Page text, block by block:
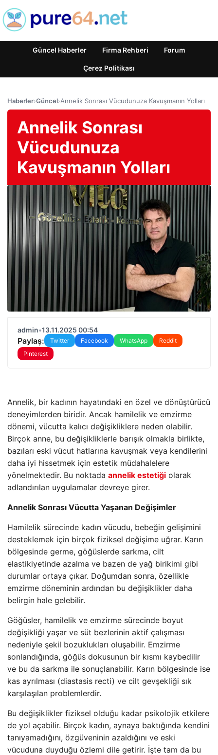
Güncel Haberler Firma Rehberi Forum
Çerez Politikası
Haberler›Güncel›Annelik Sonrası Vücudunuza Kavuşmanın Yolları
Annelik Sonrası
Vücudunuza
Kavuşmanın Yolları
admin•13.11.2025 00:54
Paylaş: Twitter Facebook WhatsApp
Reddit
Pinterest
Annelik, bir kadının hayatındaki en özel ve dönüştürücü
deneyimlerden biridir. Ancak hamilelik ve emzirme
dönemi, vücutta kalıcı değişikliklere neden olabilir.
Birçok anne, bu değişikliklerle barışık olmakla birlikte,
bazıları eski vücut hatlarına kavuşmak veya kendilerini
daha iyi hissetmek için estetik müdahalelere
yönelmektedir. Bu noktada annelik estetiği olarak
adlandırılan uygulamalar devreye girer.
Annelik Sonrası Vücutta Yaşanan Değişimler
Hamilelik sürecinde kadın vücudu, bebeğin gelişimini
desteklemek için birçok fiziksel değişime uğrar. Karın
bölgesinde germe, göğüslerde sarkma, cilt
elastikiyetinde azalma ve bazen de yağ birikimi gibi
durumlar ortaya çıkar. Doğumdan sonra, özellikle
emzirme döneminin ardından bu değişiklikler daha
belirgin hale gelebilir.
Göğüsler, hamilelik ve emzirme sürecinde boyut
değişikliği yaşar ve süt bezlerinin aktif çalışması
nedeniyle şekil bozuklukları oluşabilir. Emzirme
sonlandığında, göğüs dokusunun bir kısmı kaybedilir
ve bu da sarkma ile sonuçlanabilir. Karın bölgesinde ise
kas ayrılması (diastasis recti) ve cilt gevşekliği sık
karşılaşılan problemlerdir.
Bu değişiklikler fiziksel olduğu kadar psikolojik etkilere
de yol açabilir. Birçok kadın, aynaya baktığında kendini
tanıyamadığını, özgüveninin azaldığını ve eski
vücuduna duyduğu özlemi dile getirir. İşte tam da bu